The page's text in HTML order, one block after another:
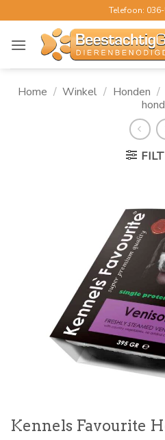
naar
inhoud
Telefoon:
Home / Winkel / Honden /
hond
Kennels Favourite